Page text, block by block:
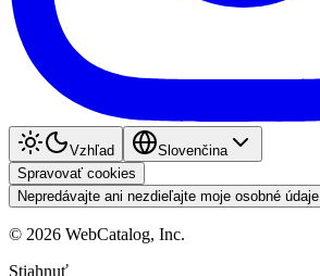
Vzhľad
Slovenčina
Spravovať cookies
Nepredávajte ani nezdieľajte moje osobné údaje
© 2026 WebCatalog, Inc.
Stiahnuť